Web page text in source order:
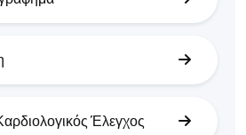
Έλεγχος